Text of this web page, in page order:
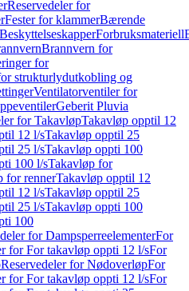
Reservedeler for
Fester for klammerBærende
BeskyttelseskapperForbruksmateriell
Brannvern for
for
strukturlydutkobling og
Ventilatorventiler for
Geberit Pluvia
for TakavløpTakavløp opptil 12
12 l/sTakavløp opptil 25
25 l/sTakavløp oppti 100
100 l/sTakavløp for
for rennerTakavløp opptil 12
12 l/sTakavløp opptil 25
25 l/sTakavløp oppti 100
100
for DampsperreelementerFor
for For takavløp oppti 12 l/sFor
Reservedeler for NødoverløpFor
for For takavløp oppti 12 l/sFor